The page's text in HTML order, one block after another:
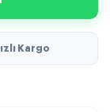
Kargo